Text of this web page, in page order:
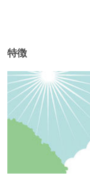
特徴